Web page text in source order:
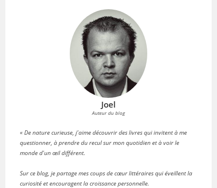
Joel
Auteur du blog
« De nature curieuse, j'aime découvrir des livres qui invitent à me
questionner, à prendre du recul sur mon quotidien et à voir le
monde d'un œil différent.
Sur ce blog, je partage mes coups de cœur littéraires qui éveillent la
curiosité et encouragent la croissance personnelle.